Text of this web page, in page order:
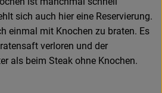
sich auch hier eine Reservierung.
einmal mit Knochen zu braten. Es
verloren und der
als beim Steak ohne Knochen.